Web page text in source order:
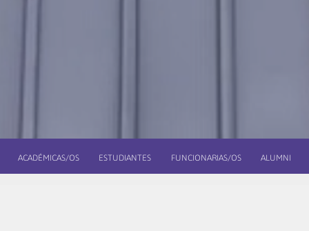
ACADÉMICAS/OS ESTUDIANTES FUNCIONARIAS/OS ALUMNI